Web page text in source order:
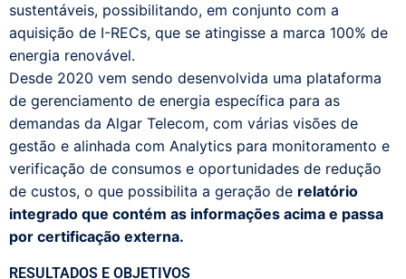
sustentáveis, possibilitando, em conjunto com a
aquisição de I-RECs, que se atingisse a marca 100% de
energia renovável.
Desde 2020 vem sendo desenvolvida uma plataforma
de gerenciamento de energia específica para as
demandas da Algar Telecom, com várias visões de
gestão e alinhada com Analytics para monitoramento e
verificação de consumos e oportunidades de redução
de custos, o que possibilita a geração de relatório
integrado que contém as informações acima e passa
por certificação externa.
RESULTADOS E OBJETIVOS